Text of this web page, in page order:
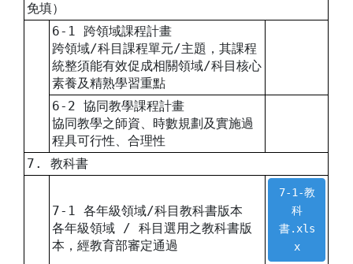
免填）
6-1 跨領域課程計畫
跨領域/科目課程單元/主題，其課程
統整須能有效促成相關領域/科目核心
素養及精熟學習重點
6-2 協同教學課程計畫
協同教學之師資、時數規劃及實施過
程具可行性、合理性
7. 教科書
7-1 各年級領域/科目教科書版本
各年級領域 / 科目選用之教科書版
本，經教育部審定通過
7-1-教
科
書.xls
x